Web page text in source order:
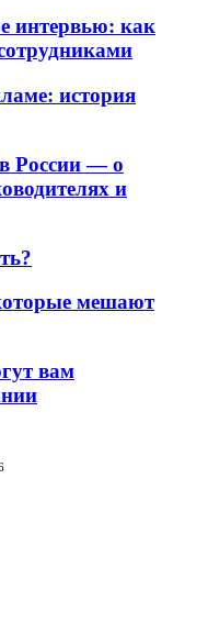
интервью: как
история
России — о
и
мешают
вам